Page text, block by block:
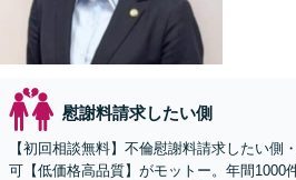
慰謝料請求したい側
【初回相談無料】不倫慰謝料請求したい側
可【低価格高品質】がモットー。年間1000